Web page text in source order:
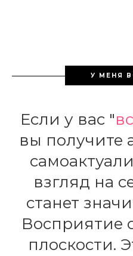
У МЕНЯ
Если у вас "
вы получите
взгляд на
станет
Восприятие
плоскости.